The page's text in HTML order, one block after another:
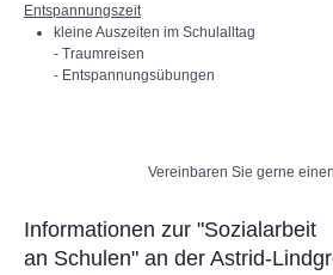
Entspannungszeit
kleine Auszeiten im Schulalltag
- Traumreisen
- Entspannungsübungen
Vereinbaren Sie gerne
Informationen zur "Sozialarbeit
an Schulen" an der Astrid-